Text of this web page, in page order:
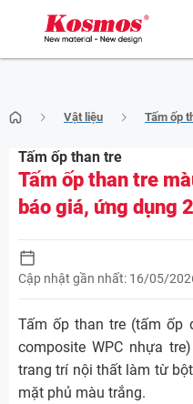
to
content
Vật liệu Tấm ốp
Tấm ốp than tre
Tấm ốp than tre
báo giá, ứng dụng
Cập nhật gần nhất: 16/05/
Tấm ốp than tre (tấm ốp
composite WPC nhựa
trang trí nội thất làm từ
mặt phủ màu trắng.